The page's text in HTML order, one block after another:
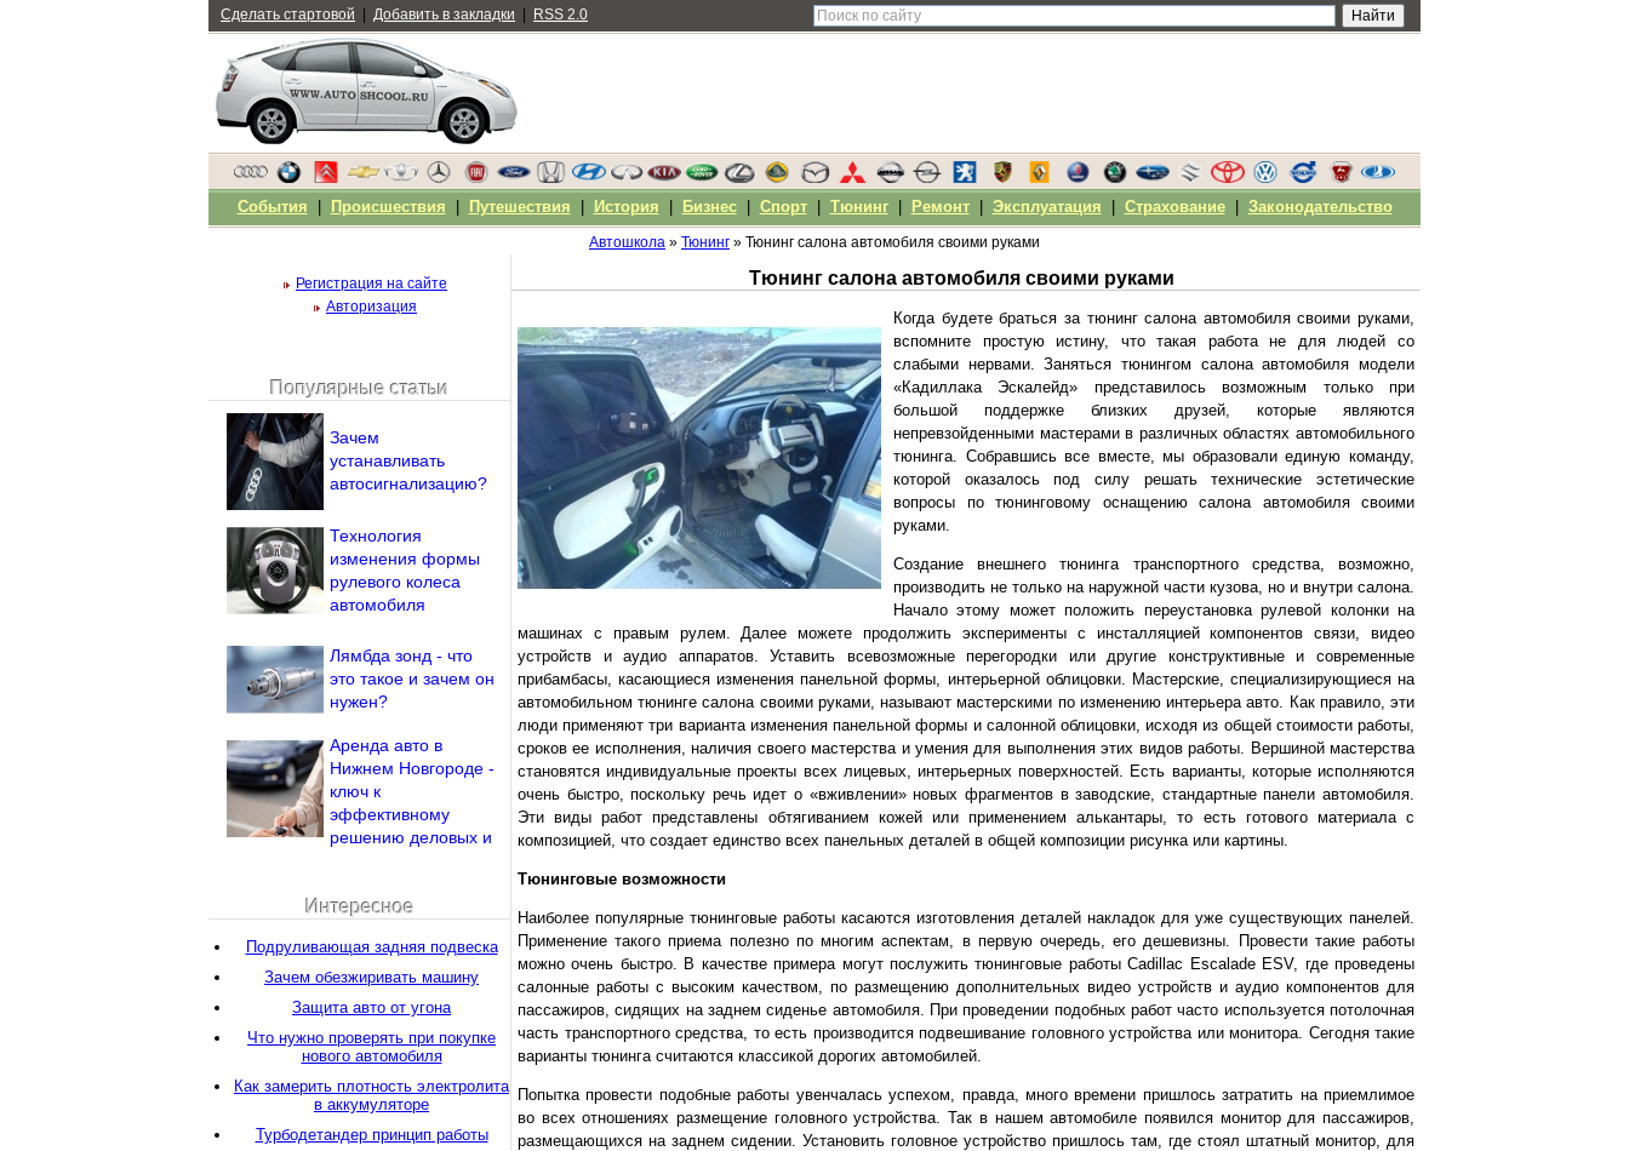
Автошкола » Тюнинг » Тюнинг салона автомобиля своими руками
Тюнинг салона автомобиля своими руками
Когда будете браться за тюнинг салона автомобиля своими руками,
вспомните простую истину, что такая работа не для людей со
слабыми нервами. Заняться тюнингом салона автомобиля модели
«Кадиллака Эскалейд» представилось возможным только при
большой поддержке близких друзей, которые являются
непревзойденными мастерами в различных областях автомобильного
тюнинга. Собравшись все вместе, мы образовали единую команду,
которой оказалось под силу решать технические эстетические
вопросы по тюнинговому оснащению салона автомобиля своими
руками.
Создание внешнего тюнинга транспортного средства, возможно,
производить не только на наружной части кузова, но и внутри салона.
Начало этому может положить переустановка рулевой колонки на
машинах с правым рулем. Далее можете продолжить эксперименты с инсталляцией компонентов связи, видео
устройств и аудио аппаратов. Уставить всевозможные перегородки или другие конструктивные и современные
прибамбасы, касающиеся изменения панельной формы, интерьерной облицовки. Мастерские, специализирующиеся на
автомобильном тюнинге салона своими руками, называют мастерскими по изменению интерьера авто. Как правило, эти
люди применяют три варианта изменения панельной формы и салонной облицовки, исходя из общей стоимости работы,
сроков ее исполнения, наличия своего мастерства и умения для выполнения этих видов работы. Вершиной мастерства
становятся индивидуальные проекты всех лицевых, интерьерных поверхностей. Есть варианты, которые исполняются
очень быстро, поскольку речь идет о «вживлении» новых фрагментов в заводские, стандартные панели автомобиля.
Эти виды работ представлены обтягиванием кожей или применением алькантары, то есть готового материала с
композицией, что создает единство всех панельных деталей в общей композиции рисунка или картины.
Тюнинговые возможности
Наиболее популярные тюнинговые работы касаются изготовления деталей накладок для уже существующих панелей.
Применение такого приема полезно по многим аспектам, в первую очередь, его дешевизны. Провести такие работы
можно очень быстро. В качестве примера могут послужить тюнинговые работы Cadillac Escalade ESV, где проведены
салонные работы с высоким качеством, по размещению дополнительных видео устройств и аудио компонентов для
пассажиров, сидящих на заднем сиденье автомобиля. При проведении подобных работ часто используется потолочная
часть транспортного средства, то есть производится подвешивание головного устройства или монитора. Сегодня такие
варианты тюнинга считаются классикой дорогих автомобилей.
Попытка провести подобные работы увенчалась успехом, правда, много времени пришлось затратить на приемлимое
во всех отношениях размещение головного устройства. Так в нашем автомобиле появился монитор для пассажиров,
размещающихся на заднем сидении. Установить головное устройство пришлось там, где стоял штатный монитор, для
Регистрация на сайте
Авторизация
Напомнить пароль?
Популярные статьи
Зачем
устанавливать
автосигнализацию?
Технология
изменения формы
рулевого колеса
автомобиля
Лямбда зонд - что
это такое и зачем он
нужен?
Аренда авто в
Нижнем Новгороде -
ключ к
эффективному
решению деловых и
Интересное
Подруливающая задняя подвеска
Зачем обезжиривать машину
Защита авто от угона
Что нужно проверять при покупке
нового автомобиля
Как замерить плотность электролита
в аккумуляторе
Турбодетандер принцип работы
Сделать стартовой Добавить в закладки RSS 2.0
События Происшествия Путешествия История Бизнес| Спорт| Тюнинг| Ремонт| Эксплуатация Страхование| Законодательство